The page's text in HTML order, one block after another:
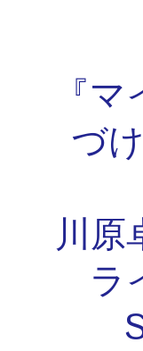
『
づ
川原
ラ